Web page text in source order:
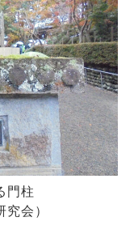
門柱
究会）